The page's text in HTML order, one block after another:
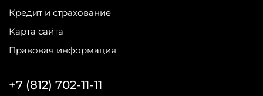
Кредит и страхование
Карта сайта
Правовая информация
+7 (812) 702-11-11